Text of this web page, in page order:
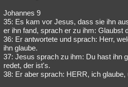
Johannes 9
35: Es kam vor Jesus, dass sie ihn
er ihn fand, sprach er zu ihm: Glaubst
36: Er antwortete und sprach: Herr,
ihn glaube.
37: Jesus sprach zu ihm: Du hast ihn
redet, der ist's.
38: Er aber sprach: HERR, ich glaube,